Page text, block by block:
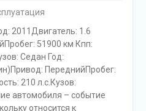
2011Двигатель: 1.6
51900 км Кпп:
Седан Год:
ПереднийПробег:
210 л.с.Кузов:
автомобиля – событие
относится к